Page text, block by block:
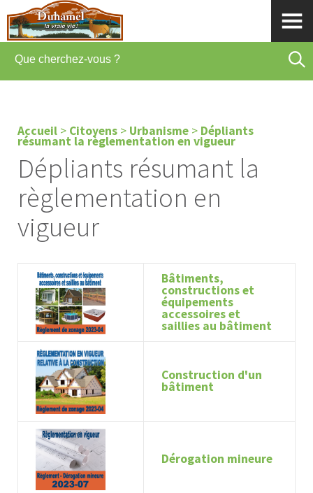
Accueil > Citoyens > Urbanisme > Dépliants
résumant la règlementation en vigueur
Dépliants résumant la
règlementation en
vigueur
Bâtiments,
constructions et
équipements
accessoires et
saillies au bâtiment
Construction d'un
bâtiment
Dérogation mineure